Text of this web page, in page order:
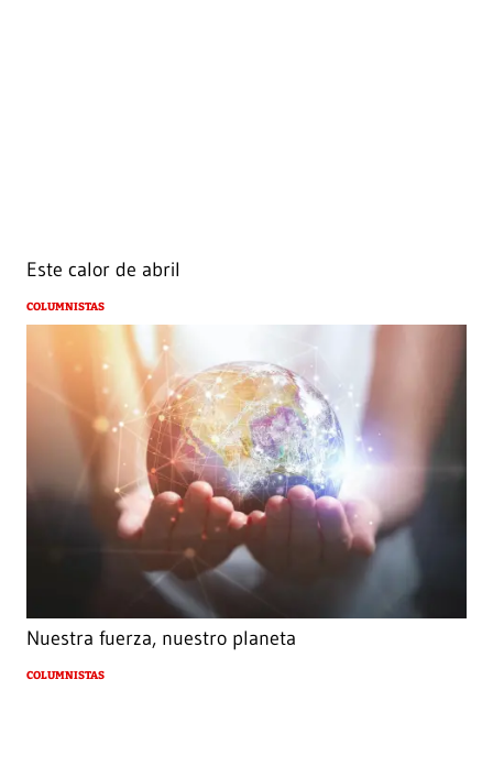
Este calor de abril
COLUMNISTAS
Nuestra fuerza, nuestro planeta
COLUMNISTAS